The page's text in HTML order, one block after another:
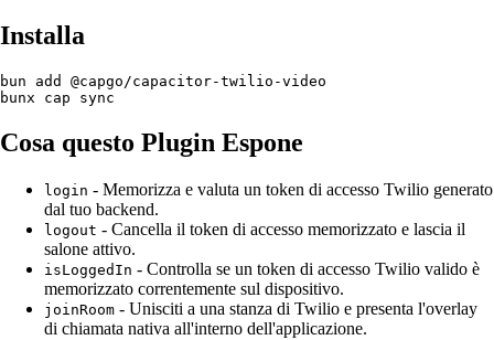
Installa
bun add @capgo/capacitor-twilio-video
Cosa questo Plugin Espone
login - Memorizza e valuta un token di accesso Twilio generato
dal tuo backend.
logout - Cancella il token di accesso memorizzato e lascia il
salone attivo.
isLoggedIn - Controlla se un token di accesso Twilio valido è
memorizzato correntemente sul dispositivo.
joinRoom - Unisciti a una stanza di Twilio e presenta l'overlay
di chiamata nativa all'interno dell'applicazione.